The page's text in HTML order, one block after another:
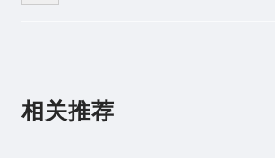
相关推荐